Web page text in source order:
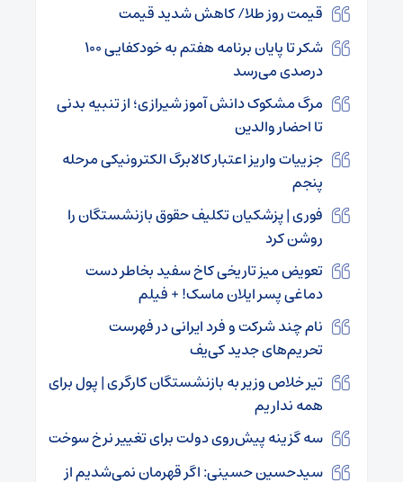
قیمت روز طلا/ کاهش شدید قیمت
شکر تا پایان برنامه هفتم به خودکفایی ۱۰۰
درصدی می‌رسد
مرگ مشکوک دانش آموز شیرازی؛ از تنبیه بدنی
تا احضار والدین
جزییات واریز اعتبار کالابرگ الکترونیکی مرحله
پنجم
فوری | پزشکیان تکلیف حقوق بازنشستگان را
روشن کرد
تعویض میز تاریخی کاخ سفید بخاطر دست
دماغی پسر ایلان ماسک! + فیلم
نام چند شرکت و فرد ایرانی در فهرست
تحریم‌های جدید کی‌یف
تیر خلاص وزیر به بازنشستگان کارگری | پول برای
همه نداریم
سه گزینه پیش‌روی دولت برای تغییر نرخ سوخت
سیدحسین حسینی: اگر قهرمان نمی‌شدیم از